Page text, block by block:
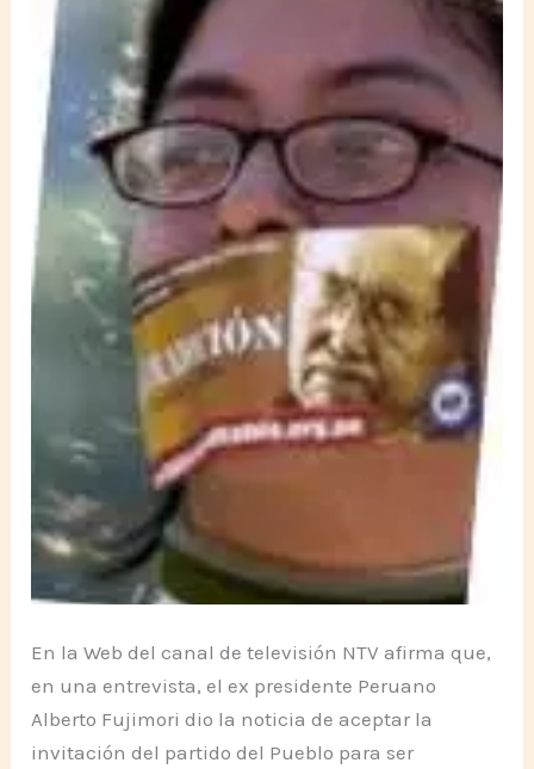
En la Web del canal de televisión NTV afirma que,
en una entrevista, el ex presidente Peruano
Alberto Fujimori dio la noticia de aceptar la
invitación del partido del Pueblo para ser